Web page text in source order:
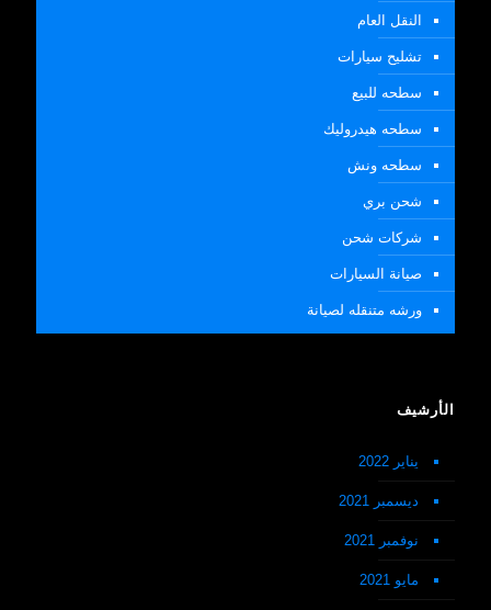
النقل العام
تشليح سيارات
سطحه للبيع
سطحه هيدروليك
سطحه ونش
شحن بري
شركات شحن
صيانة السيارات
ورشه متنقله لصيانة
الأرشيف
يناير 2022
ديسمبر 2021
نوفمبر 2021
مايو 2021